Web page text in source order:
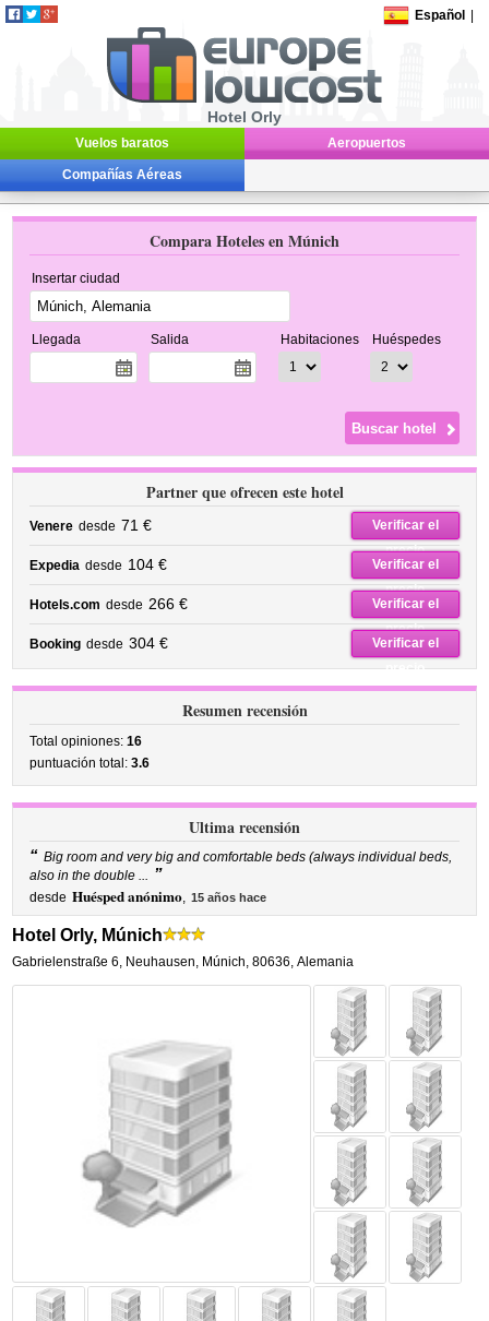
Español
Hotel Orly
Vuelos baratos Aeropuertos
Compañías Aéreas
Compara Hoteles en Múnich
Insertar ciudad
Llegada Salida Habitaciones Huéspedes
Partner que ofrecen este hotel
Venere desde 71 €
Verificar el
precio
Expedia desde 104 €
Verificar el
precio
Hotels.com desde 266 €
Verificar el
precio
Booking desde 304 €
Verificar el
precio
Resumen recensión
Total opiniones:16
puntuación total:3.6
Ultima recensión
“ Big room and very big and comfortable beds (always individual beds,
also in the double ... ”
desde Huésped anónimo, 15 años hace
Hotel Orly, Múnich
Gabrielenstraße 6, Neuhausen, Múnich,80636, Alemania